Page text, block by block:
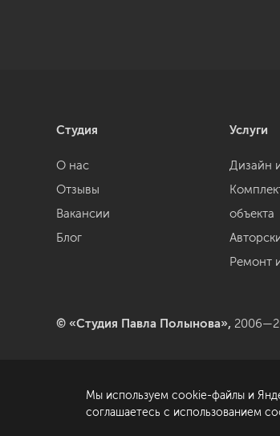
Студия
О нас
Отзывы
Вакансии
Блог
Услуги
Дизайн
объекта
Ремонт
© «Студия Павла Полынова»,
Мы используем cookie-файлы и
соглашаетесь с использованием